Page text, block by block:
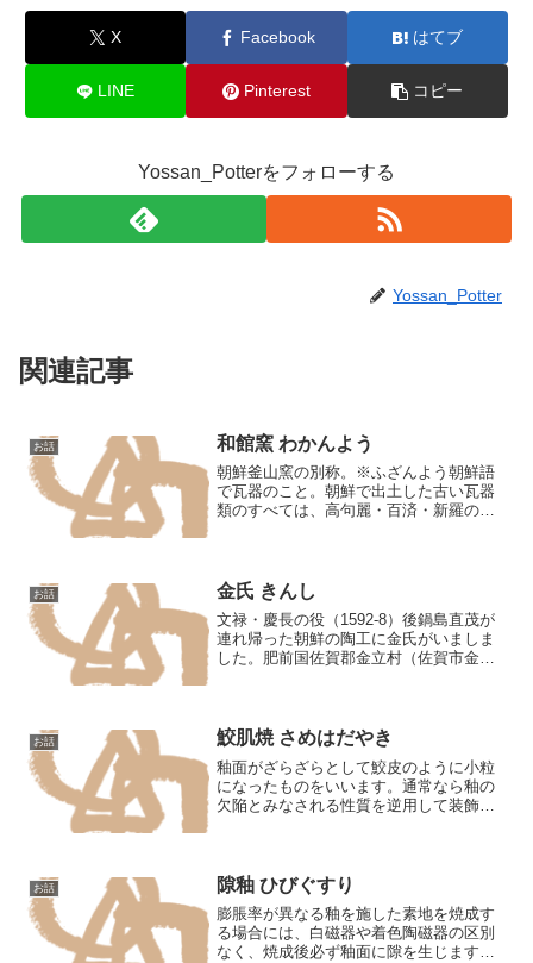
X Facebook はてブ
LINE Pinterest コピー
Yossan_Potterをフォローする
Yossan_Potter
関連記事
お話 和館窯 わかんよう
朝鮮釜山窯の別称。※ふざんよう朝鮮語
で瓦器のこと。朝鮮で出土した古い瓦器
類のすべては、高句麗・百済・新羅の三
が、まれにその瓦胎に黄・緑...
お話 金氏 きんし
文禄・慶長の役（1592-8）後鍋島直茂が
連れ帰った朝鮮の陶工に金氏がいましま
した。肥前国佐賀郡金立村（佐賀市金立
じ時に島津義弘が連...
お話 鮫肌焼 さめはだやき
釉面がざらざらとして鮫皮のように小粒
になったものをいいます。通常なら釉の
欠陥とみなされる性質を逆用して装飾的
いものとみられます。鮫釉に用...
お話 隙釉 ひびぐすり
膨脹率が異なる釉を施した素地を焼成す
る場合には、白磁器や着色陶磁器の区別
なく、焼成後必ず釉面に隙を生じます。